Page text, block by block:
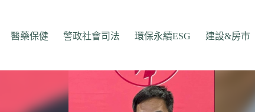
醫藥保健 警政社會司法 環保永續ESG 建設&房市